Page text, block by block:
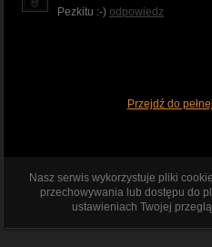
Pezkitu :-) odpowiedz
Przejdź do
Nasz serwis wykorzystuje pliki
przechowywania lub dostępu do
ustawieniach Twojej